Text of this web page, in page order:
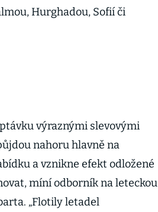
Hurghadou, Sofií či
výraznými slevovými
nahoru hlavně na
a vznikne efekt odložené
míní odborník na leteckou
„Flotily letadel